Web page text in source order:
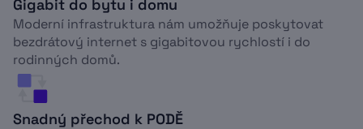
Gigabit do bytu i domu
Moderní infrastruktura nám umožňuje poskytovat
bezdrátový internet s gigabitovou rychlostí i do
rodinných domů.
Snadný přechod k PODĚ